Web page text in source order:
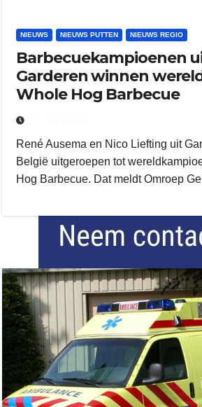
kleijer
henkvandeberg
ook adverteren
NIEUWS NIEUWS PUTTEN NIEUWS REGIO
Barbecuekampioenen
Garderen winnen
Whole Hog Barbecue
René Ausema en Nico Liefting uit
België uitgeroepen tot
Hog Barbecue. Dat meldt Omroep